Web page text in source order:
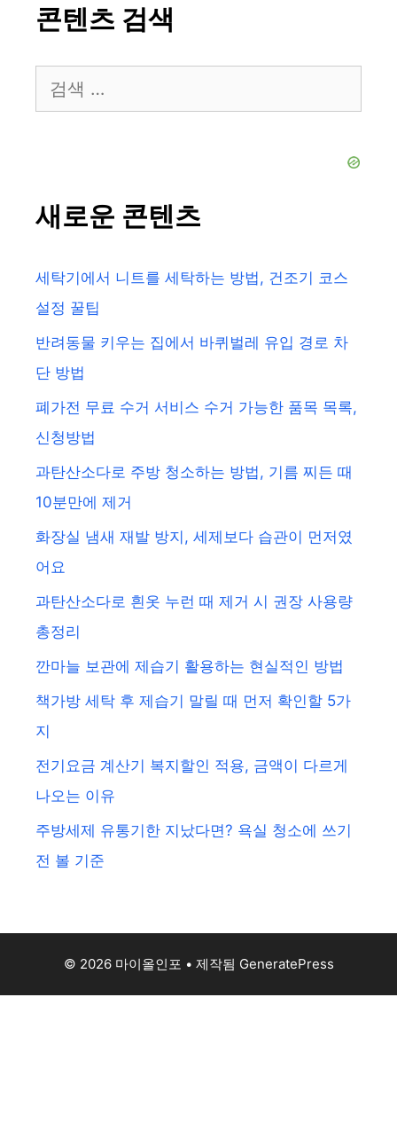
콘텐츠 검색
색:
새로운 콘텐츠
세탁기에서 니트를 세탁하는 방법, 건조기 코스
설정 꿀팁
반려동물 키우는 집에서 바퀴벌레 유입 경로 차
단 방법
폐가전 무료 수거 서비스 수거 가능한 품목 목록,
신청방법
과탄산소다로 주방 청소하는 방법, 기름 찌든 때
10분만에 제거
화장실 냄새 재발 방지, 세제보다 습관이 먼저였
어요
과탄산소다로 흰옷 누런 때 제거 시 권장 사용량
총정리
깐마늘 보관에 제습기 활용하는 현실적인 방법
책가방 세탁 후 제습기 말릴 때 먼저 확인할 5가
지
전기요금 계산기 복지할인 적용, 금액이 다르게
나오는 이유
주방세제 유통기한 지났다면? 욕실 청소에 쓰기
전 볼 기준
© 2026 마이올인포 • 제작됨 GeneratePress